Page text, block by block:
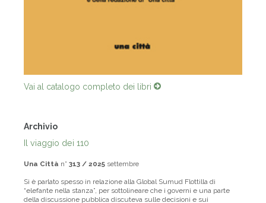
Vai al catalogo completo dei libri
Archivio
Il viaggio dei 110
Una Città n° 313 / 2025 settembre
Si è parlato spesso in relazione alla Global Sumud Flottilla di
“elefante nella stanza”, per sottolineare che i governi e una parte